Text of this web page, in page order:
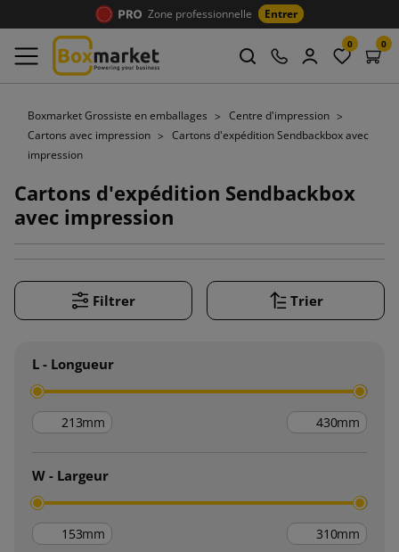
Zone professionnelle Entrer
0 0
Boxmarket Grossiste en emballages
Centre d'impression
Cartons avec impression
Cartons d'expédition Sendbackbox avec
impression
Cartons d'expédition Sendbackbox
avec impression
Filtrer Trier
L - Longueur
mm mm
W - Largeur
mm mm